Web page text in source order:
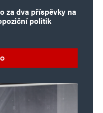
za dva příspěvky na
politik